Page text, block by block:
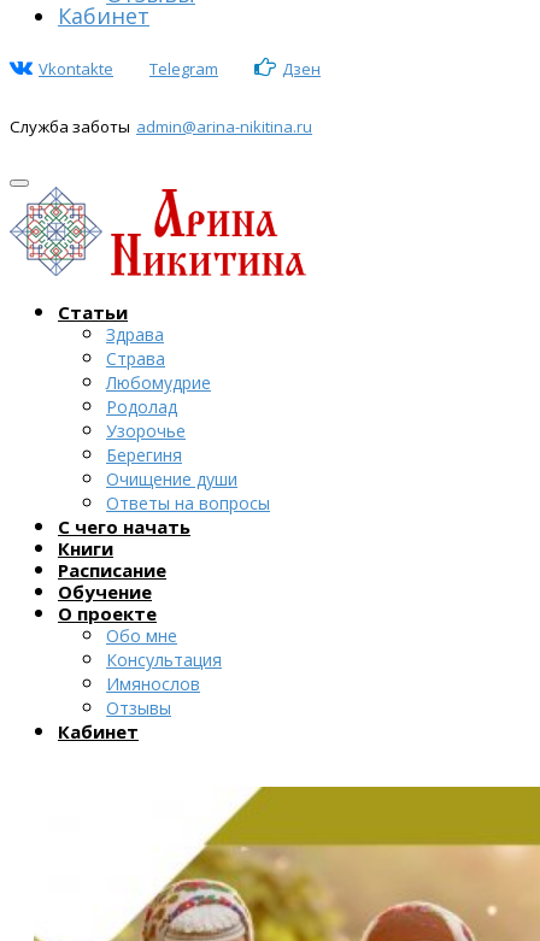
Кабинет
Vkontakte Telegram Дзен
Служба заботы admin@arina-nikitina.ru
Статьи
Здрава
Страва
Любомудрие
Родолад
Узорочье
Берегиня
Очищение души
Ответы на вопросы
С чего начать
Книги
Расписание
Обучение
О проекте
Обо мне
Консультация
Имянослов
Отзывы
Кабинет